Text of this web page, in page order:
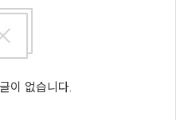
이 없습니다.